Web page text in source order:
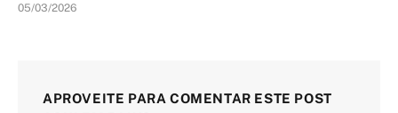
05/03/2026
APROVEITE PARA COMENTAR ESTE POST